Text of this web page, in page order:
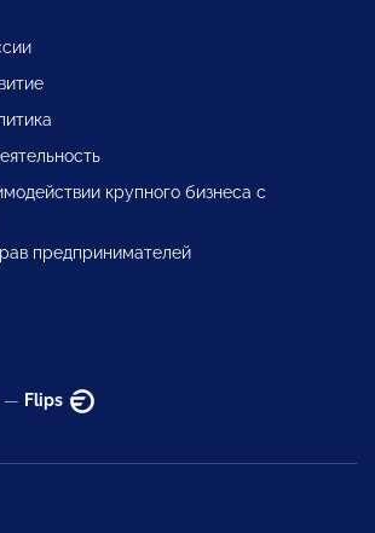
крупного бизнеса с
предпринимателей
— Flips